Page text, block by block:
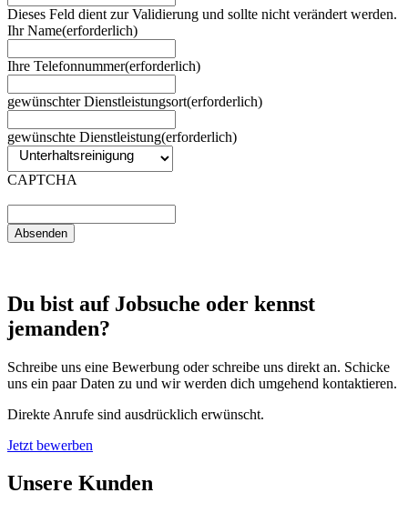
Dieses Feld dient zur Validierung und sollte nicht verändert werden.
Ihr Name(erforderlich)
Ihre Telefonnummer(erforderlich)
gewünschter Dienstleistungsort(erforderlich)
gewünschte Dienstleistung(erforderlich)
CAPTCHA
Du bist auf Jobsuche oder kennst
jemanden?
Schreibe uns eine Bewerbung oder schreibe uns direkt an. Schicke
uns ein paar Daten zu und wir werden dich umgehend kontaktieren.
Direkte Anrufe sind ausdrücklich erwünscht.
Jetzt bewerben
Unsere Kunden